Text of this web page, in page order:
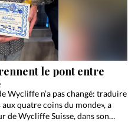
le pont entre
Wycliffe n’a pas changé: traduire
quatre coins du monde», a
de Wycliffe Suisse, dans son…